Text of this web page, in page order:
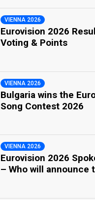
VIENNA 2026
Eurovision 2026
Voting & Points
VIENNA 2026
Bulgaria wins the
Song Contest 2026
VIENNA 2026
Eurovision 2026
– Who will announce